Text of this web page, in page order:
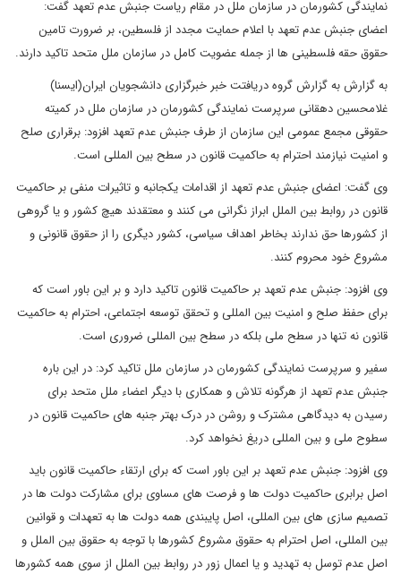
نمایندگی کشورمان در سازمان ملل در مقام ریاست جنبش عدم تعهد گفت:
اعضای جنبش عدم تعهد با اعلام حمایت مجدد از فلسطین، بر ضرورت تامین
حقوق حقه فلسطینی ها از جمله عضویت کامل در سازمان ملل متحد تاکید دارند.
به گزارش به گزارش گروه دریافتت خبر خبرگزاری دانشجویان ایران(ایسنا)
غلامحسین دهقانی سرپرست نمایندگی کشورمان در سازمان ملل در کمیته
حقوقی مجمع عمومی این سازمان از طرف جنبش عدم تعهد افزود: برقراری صلح
و امنیت نیازمند احترام به حاکمیت قانون در سطح بین المللی است.
وی گفت: اعضای جنبش عدم تعهد از اقدامات یکجانبه و تاثیرات منفی بر حاکمیت
قانون در روابط بین الملل ابراز نگرانی می کنند و معتقدند هیچ کشور و یا گروهی
از کشورها حق ندارند بخاطر اهداف سیاسی، کشور دیگری را از حقوق قانونی و
مشروع خود محروم کنند.
وی افزود: جنبش عدم تعهد بر حاکمیت قانون تاکید دارد و بر این باور است که
برای حفظ صلح و امنیت بین المللی و تحقق توسعه اجتماعی، احترام به حاکمیت
قانون نه تنها در سطح ملی بلکه در سطح بین المللی ضروری است.
سفیر و سرپرست نمایندگی کشورمان در سازمان ملل تاکید کرد: در این باره
جنبش عدم تعهد از هرگونه تلاش و همکاری با دیگر اعضاء ملل متحد برای
رسیدن به دیدگاهی مشترک و روشن در درک بهتر جنبه های حاکمیت قانون در
سطوح ملی و بین المللی دریغ نخواهد کرد.
وی افزود: جنبش عدم تعهد بر این باور است که برای ارتقاء حاکمیت قانون باید
اصل برابری حاکمیت دولت ها و فرصت های مساوی برای مشارکت دولت ها در
تصمیم سازی های بین المللی، اصل پایبندی همه دولت ها به تعهدات و قوانین
بین المللی، اصل احترام به حقوق مشروع کشورها با توجه به حقوق بین الملل و
اصل عدم توسل به تهدید و یا اعمال زور در روابط بین الملل از سوی همه کشورها